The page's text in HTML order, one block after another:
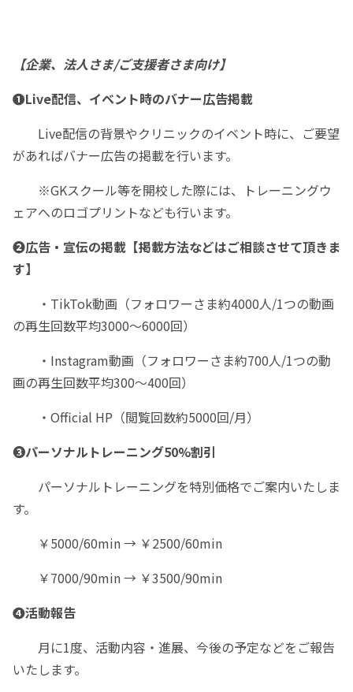
【企業、法人さま/ご支援者さま向け】
❶Live配信、イベント時のバナー広告掲載
Live配信の背景やクリニックのイベント時に、ご要望
があればバナー広告の掲載を行います。
※GKスクール等を開校した際には、トレーニングウ
ェアへのロゴプリントなども行います。
❷広告・宣伝の掲載【掲載方法などはご相談させて頂きま
す】
・TikTok動画（フォロワーさま約4000人/1つの動画
の再生回数平均3000〜6000回）
・Instagram動画（フォロワーさま約700人/1つの動
画の再生回数平均300〜400回）
・Official HP（閲覧回数約5000回/月）
❸パーソナルトレーニング50%割引
パーソナルトレーニングを特別価格でご案内いたしま
す。
￥5000/60min → ￥2500/60min
￥7000/90min → ￥3500/90min
❹活動報告
月に1度、活動内容・進展、今後の予定などをご報告
いたします。